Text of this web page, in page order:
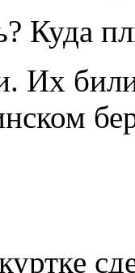
Куда
Их